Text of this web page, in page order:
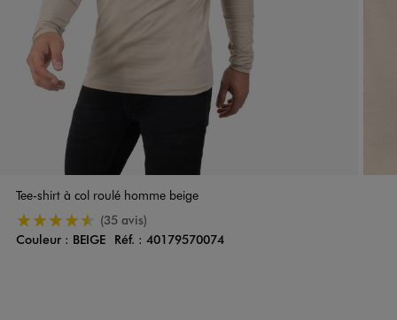
Tee-shirt à col roulé homme beige
4.5/5 de moyenne
(35 avis)
Couleur
Couleur : BEIGE Réf. : 40179570074